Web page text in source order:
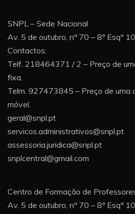
SNPL – Sede Nacional
Av. 5 de outubro, nº 70 – 8º Esqº
Contactos:
Telf. 218464371 / 2 – Preço de
fixa.
Telm. 927473845 – Preço de uma
móvel.
geral@snpl.pt
servicos.administrativos@snpl.pt
assessoria.juridica@snpl.pt
snplcentral@gmail.com
Centro de Formação de
Av. 5 de outubro, nº 70 – 8º Esqº